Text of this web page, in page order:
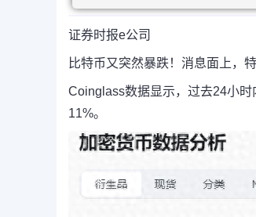
证券时报e公司
比特币又突然暴跌！消息面上，
Coinglass数据显示，过去24小
11%。